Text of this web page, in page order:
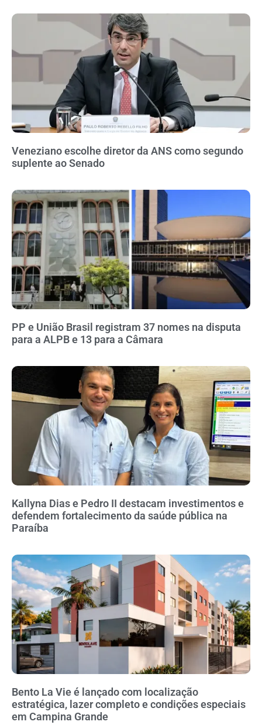
Veneziano escolhe diretor da ANS como segundo
suplente ao Senado
PP e União Brasil registram 37 nomes na disputa
para a ALPB e 13 para a Câmara
Kallyna Dias e Pedro II destacam investimentos e
defendem fortalecimento da saúde pública na
Paraíba
Bento La Vie é lançado com localização
estratégica, lazer completo e condições especiais
em Campina Grande